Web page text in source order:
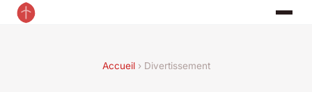
Accueil› Divertissement